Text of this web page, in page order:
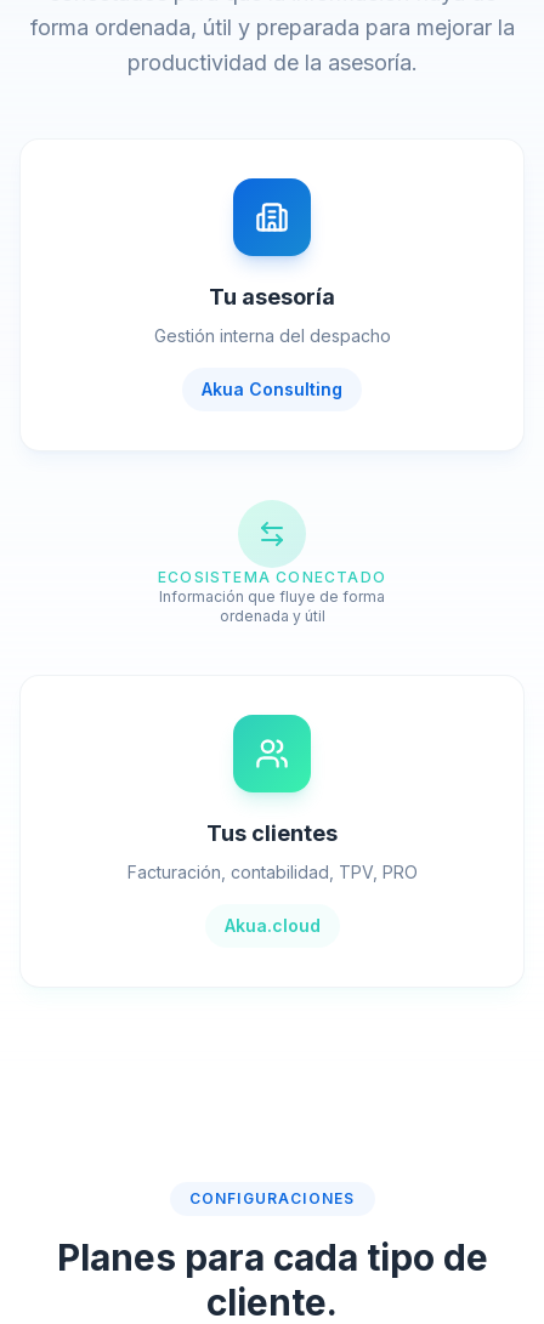
forma ordenada, útil y preparada para mejorar la
productividad de la asesoría.
Tu asesoría
Gestión interna del despacho
Akua Consulting
ECOSISTEMA CONECTADO
Información que fluye de forma
ordenada y útil
Tus clientes
Facturación, contabilidad, TPV, PRO
Akua.cloud
CONFIGURACIONES
Planes para cada tipo de
cliente.